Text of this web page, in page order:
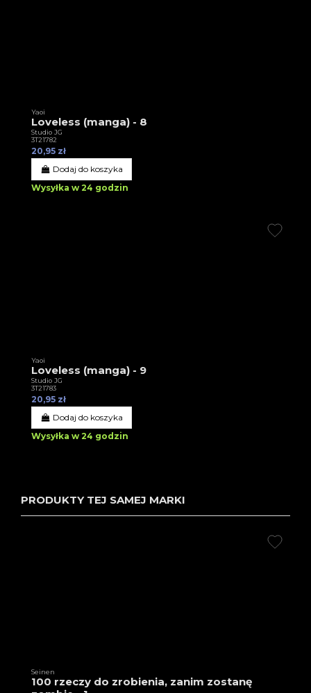
Yaoi
Loveless (manga) - 8
Studio JG
3T21782
20,95 zł
Dodaj do koszyka
Wysyłka w 24 godzin
Yaoi
Loveless (manga) - 9
Studio JG
3T21783
20,95 zł
Dodaj do koszyka
Wysyłka w 24 godzin
PRODUKTY TEJ SAMEJ MARKI
Seinen
100 rzeczy do zrobienia, zanim zostanę